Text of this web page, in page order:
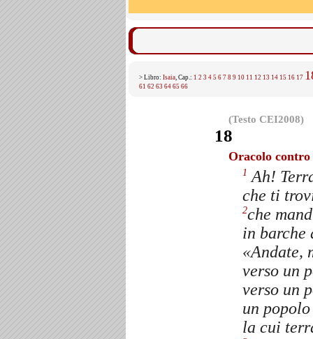
> Libro: Isaia, Cap.: 1 2 3 4 5 6 7 8 9 10 11 12 13 14 15 16 17
61 62 63 64 65 66
(Testo CEI2008)
18
Oracolo
1 Ah!
che ti
2che
in barche
«Andate,
verso un
verso un
un
la cui